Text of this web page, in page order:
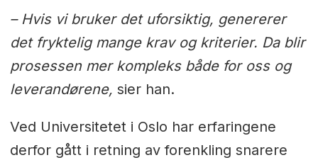
– Hvis vi bruker det uforsiktig, genererer
det fryktelig mange krav og kriterier. Da blir
prosessen mer kompleks både for oss og
leverandørene, sier han.
Ved Universitetet i Oslo har erfaringene
derfor gått i retning av forenkling snarere